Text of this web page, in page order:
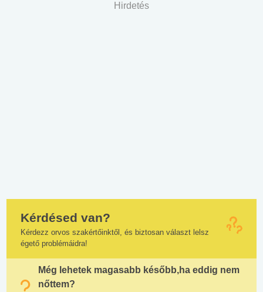
Hirdetés
Kérdésed van?
Kérdezz orvos szakértőinktől, és biztosan választ lelsz
égető problémáidra!
Még lehetek magasabb később,ha eddig nem
nőttem?